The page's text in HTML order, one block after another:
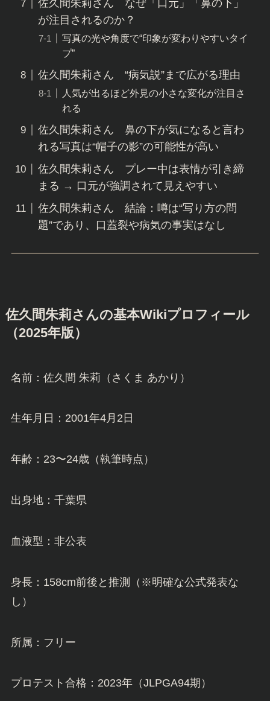
佐久間朱莉さん なぜ「口元」「鼻の下」
が注目されるのか？
写真の光や角度で“印象が変わりやすいタイ
プ”
佐久間朱莉さん “病気説”まで広がる理由
人気が出るほど外見の小さな変化が注目さ
れる
佐久間朱莉さん 鼻の下が気になると言わ
れる写真は“帽子の影”の可能性が高い
佐久間朱莉さん プレー中は表情が引き締
まる → 口元が強調されて見えやすい
佐久間朱莉さん 結論：噂は“写り方の問
題”であり、口蓋裂や病気の事実はなし
佐久間朱莉さんの基本Wikiプロフィール
（2025年版）
名前：佐久間 朱莉（さくま あかり）
生年月日：2001年4月2日
年齢：23〜24歳（執筆時点）
出身地：千葉県
血液型：非公表
身長：158cm前後と推測（※明確な公式発表な
し）
所属：フリー
プロテスト合格：2023年（JLPGA94期）